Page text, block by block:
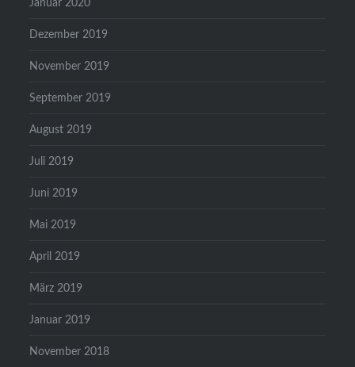
Januar 2020
Dezember 2019
November 2019
September 2019
August 2019
Juli 2019
Juni 2019
Mai 2019
April 2019
März 2019
Januar 2019
November 2018